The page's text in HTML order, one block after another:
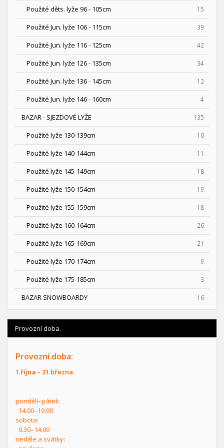
Použité děts. lyže 96 - 105cm 15
Použité Jun. lyže 106 - 115cm 39
Použité Jun. lyže 116 - 125cm 42
Použité Jun. lyže 126 - 135cm 34
Použité Jun. lyže 136 - 145cm 12
Použité Jun. lyže 146 - 160cm 4
BAZAR - SJEZDOVÉ LYŽE 135
Použité lyže 130-139cm 10
Použité lyže 140-144cm 11
Použité lyže 145-149cm 18
Použité lyže 150-154cm 19
Použité lyže 155-159cm 18
Použité lyže 160-164cm 26
Použité lyže 165-169cm 21
Použité lyže 170-174cm 9
Použité lyže 175-185cm 3
BAZAR SNOWBOARDY 16
Provozní doba.
Provozní doba:
1.října – 31.března
pondělí–pátek:
14.00–19.00
sobota:
9.30–14.00
neděle a svátky: